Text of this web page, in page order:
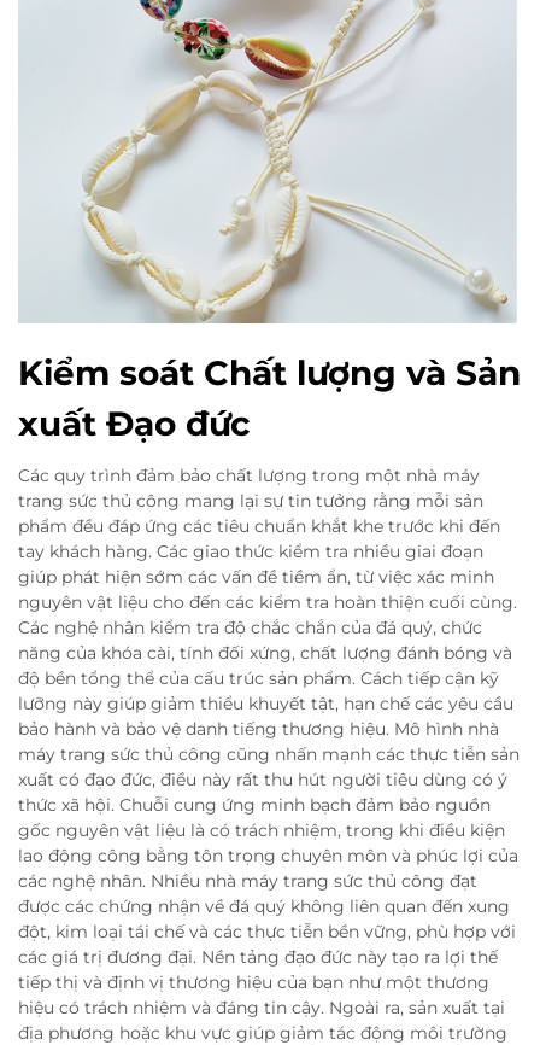
Kiểm soát Chất lượng và Sản
xuất Đạo đức
Các quy trình đảm bảo chất lượng trong một nhà máy
trang sức thủ công mang lại sự tin tưởng rằng mỗi sản
phẩm đều đáp ứng các tiêu chuẩn khắt khe trước khi đến
tay khách hàng. Các giao thức kiểm tra nhiều giai đoạn
giúp phát hiện sớm các vấn đề tiềm ẩn, từ việc xác minh
nguyên vật liệu cho đến các kiểm tra hoàn thiện cuối cùng.
Các nghệ nhân kiểm tra độ chắc chắn của đá quý, chức
năng của khóa cài, tính đối xứng, chất lượng đánh bóng và
độ bền tổng thể của cấu trúc sản phẩm. Cách tiếp cận kỹ
lưỡng này giúp giảm thiểu khuyết tật, hạn chế các yêu cầu
bảo hành và bảo vệ danh tiếng thương hiệu. Mô hình nhà
máy trang sức thủ công cũng nhấn mạnh các thực tiễn sản
xuất có đạo đức, điều này rất thu hút người tiêu dùng có ý
thức xã hội. Chuỗi cung ứng minh bạch đảm bảo nguồn
gốc nguyên vật liệu là có trách nhiệm, trong khi điều kiện
lao động công bằng tôn trọng chuyên môn và phúc lợi của
các nghệ nhân. Nhiều nhà máy trang sức thủ công đạt
được các chứng nhận về đá quý không liên quan đến xung
đột, kim loại tái chế và các thực tiễn bền vững, phù hợp với
các giá trị đương đại. Nền tảng đạo đức này tạo ra lợi thế
tiếp thị và định vị thương hiệu của bạn như một thương
hiệu có trách nhiệm và đáng tin cậy. Ngoài ra, sản xuất tại
địa phương hoặc khu vực giúp giảm tác động môi trường